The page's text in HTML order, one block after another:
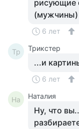
рисующие
(мужчины)
6 лет
Tp Tpикcтep
...и
6 лет
На Наталия
Ну, что